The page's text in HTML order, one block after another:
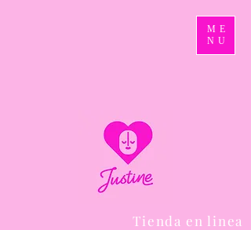
ME
NU
Tienda en linea